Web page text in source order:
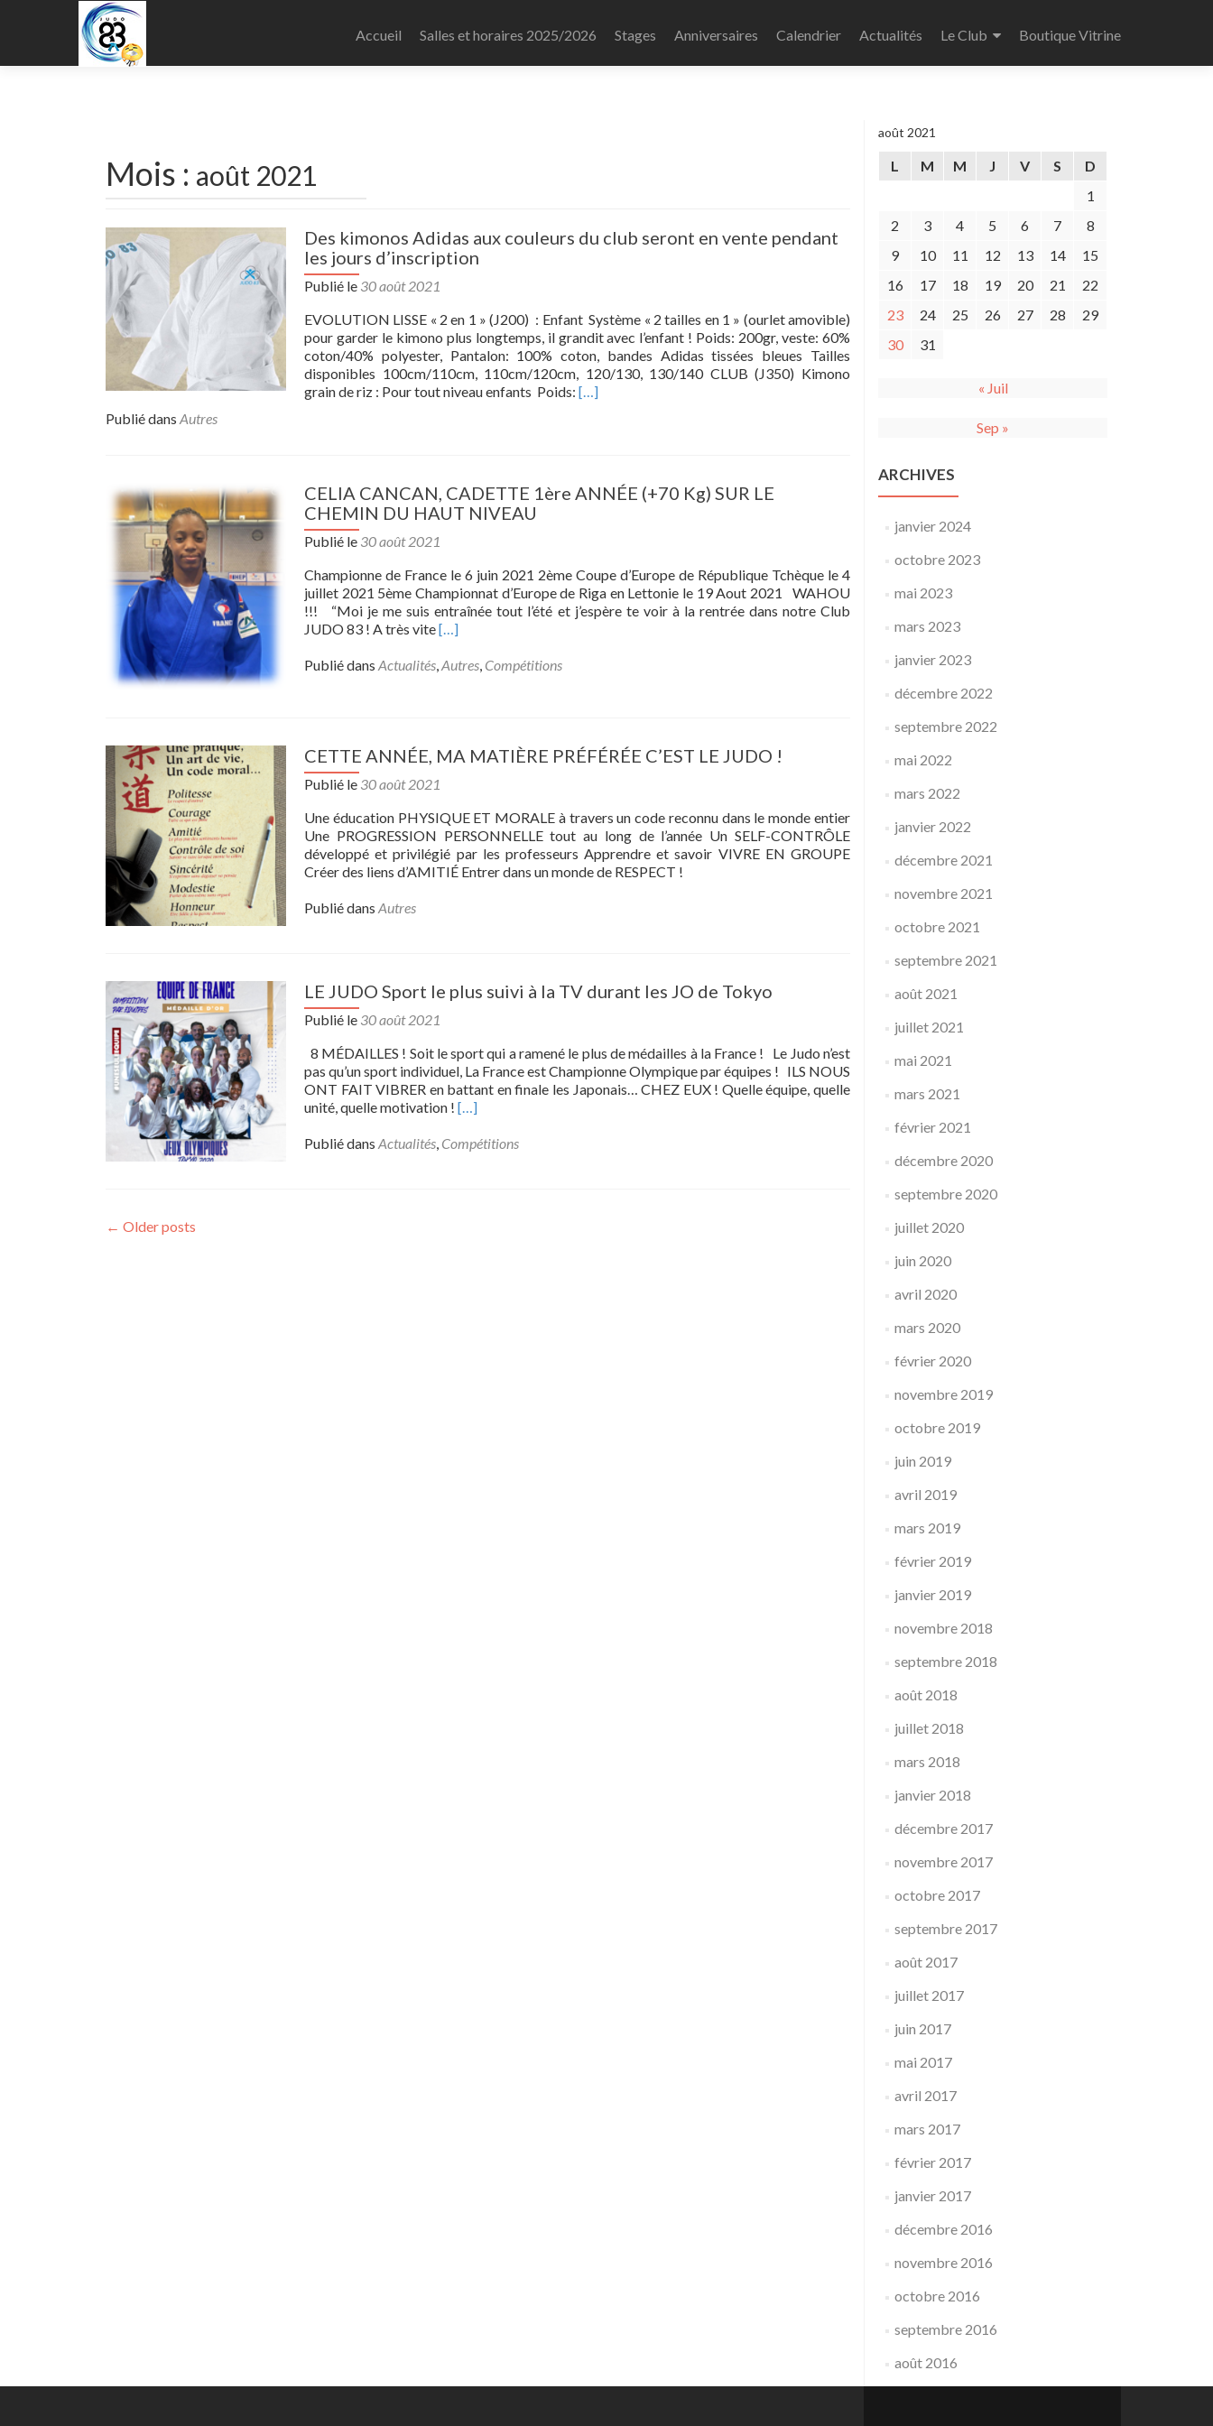
au
principal
Accueil Salles et horaires 2025/2026 Stages Anniversaires Calendrier Actualités Le Club Boutique Vitrine
Mois : août 2021
Des kimonos Adidas aux couleurs du club seront en vente pendant
les jours d’inscription
Publié le 30 août 2021
EVOLUTION LISSE « 2 en 1 » (J200) : Enfant Système « 2 tailles en 1 » (ourlet amovible)
pour garder le kimono plus longtemps, il grandit avec l’enfant ! Poids: 200gr, veste: 60%
coton/40% polyester, Pantalon: 100% coton, bandes Adidas tissées bleues Tailles
disponibles 100cm/110cm, 110cm/120cm, 120/130, 130/140 CLUB (J350) Kimono
grain de riz : Pour tout niveau enfants Poids: Read
aux
seront
en
vente
pendant
[…]
Publié dans Autres
CELIA CANCAN, CADETTE 1ère ANNÉE (+70 Kg) SUR LE
CHEMIN DU HAUT NIVEAU
Publié le 30 août 2021
Championne de France le 6 juin 2021 2ème Coupe d’Europe de République Tchèque le 4
juillet 2021 5ème Championnat d’Europe de Riga en Lettonie le 19 Aout 2021 WAHOU
!!! “Moi je me suis entraînée tout l’été et j’espère te voir à la rentrée dans notre Club
JUDO 83 ! A très viteRead
about
ANNÉE
Kg)
LE
CHEMIN
DU
HAUT
[…]
Publié dans Actualités,Autres, Compétitions
CETTE ANNÉE, MA MATIÈRE PRÉFÉRÉE C’EST LE JUDO !
Publié le 30 août 2021
Une éducation PHYSIQUE ET MORALE à travers un code reconnu dans le monde entier
Une PROGRESSION PERSONNELLE tout au long de l’année Un SELF-CONTRÔLE
développé et privilégié par les professeurs Apprendre et savoir VIVRE EN GROUPE
Créer des liens d’AMITIÉ Entrer dans un monde de RESPECT !
Publié dans Autres
LE JUDO Sport le plus suivi à la TV durant les JO de Tokyo
Publié le 30 août 2021
8 MÉDAILLES ! Soit le sport qui a ramené le plus de médailles à la France ! Le Judo n’est
pas qu’un sport individuel, La France est Championne Olympique par équipes ! ILS NOUS
ONT FAIT VIBRER en battant en finale les Japonais… CHEZ EUX ! Quelle équipe, quelle
unité, quelle motivation ! Read
about
[…]
Publié dans Actualités Compétitions
Navigation
des
articles
← Older posts
août 2021
L M M J V S
D
1
2
3 4 5 6 7
8
9
10 11 12 13 14
15
16
17 18 19 20 21
22
23
24 25 26 27 28
29
30
31
« Juil
Sep »
ARCHIVES
janvier 2024
octobre 2023
mai 2023
mars 2023
janvier 2023
décembre 2022
septembre 2022
mai 2022
mars 2022
janvier 2022
décembre 2021
novembre 2021
octobre 2021
septembre 2021
août 2021
juillet 2021
mai 2021
mars 2021
février 2021
décembre 2020
septembre 2020
juillet 2020
juin 2020
avril 2020
mars 2020
février 2020
novembre 2019
octobre 2019
juin 2019
avril 2019
mars 2019
février 2019
janvier 2019
novembre 2018
septembre 2018
août 2018
juillet 2018
mars 2018
janvier 2018
décembre 2017
novembre 2017
octobre 2017
septembre 2017
août 2017
juillet 2017
juin 2017
mai 2017
avril 2017
mars 2017
février 2017
janvier 2017
décembre 2016
novembre 2016
octobre 2016
septembre 2016
août 2016